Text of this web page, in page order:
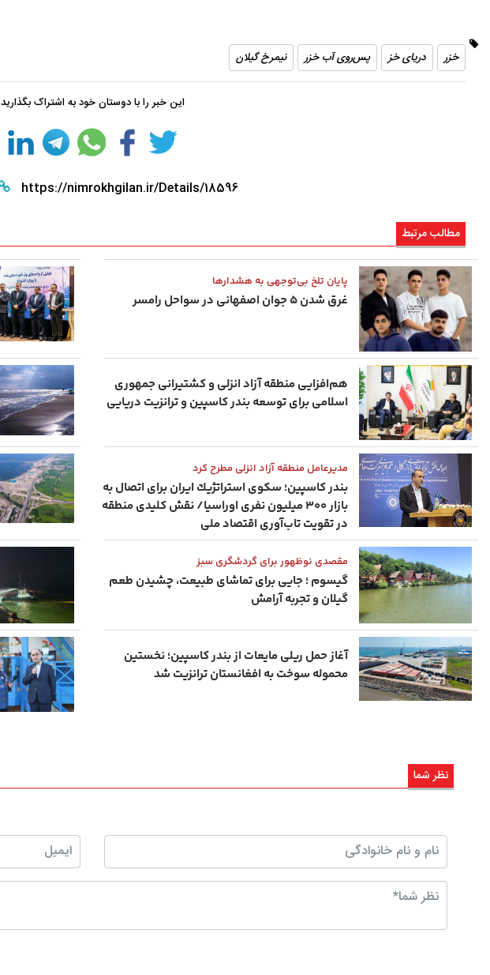
خزر دریای خز پس‌روی آب خزر نیمرخ گیلان
این خبر را با دوستان خود به اشتراک بگذارید
https://nimrokhgilan.ir/Details/18596
مطالب مرتبط
پایان تلخ بی‌توجهی به هشدارها
غرق شدن ۵ جوان اصفهانی در سواحل رامسر
هم‌افزایی منطقه آزاد انزلی و کشتیرانی جمهوری
اسلامی برای توسعه بندر کاسپین و ترانزیت دریایی
مدیرعامل منطقه آزاد انزلی مطرح کرد
بندر كاسپین؛ سكوی استراتژیك ایران برای اتصال به
بازار ۳۰۰ میلیون نفری اوراسیا/ نقش کلیدی منطقه
در تقویت تاب‌آوری اقتصاد ملی
مقصدی نوظهور برای گردشگری سبز
گیسوم ؛ جایی برای تماشای طبیعت، چشیدن طعم
گیلان و تجربه آرامش
آغاز حمل ریلی مایعات از بندر کاسپین؛ نخستین
محموله سوخت به افغانستان ترانزیت شد
نظر شما